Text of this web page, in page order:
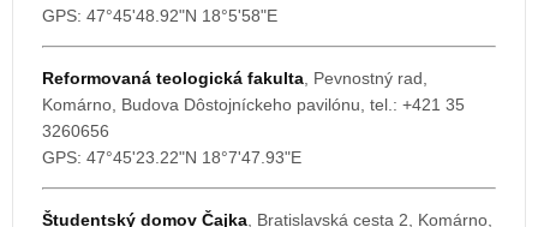
GPS: 47°45'48.92"N 18°5'58"E
Reformovaná teologická fakulta , Pevnostný rad,
Komárno, Budova Dôstojníckeho pavilónu, tel.: +421 35
3260656
GPS: 47°45'23.22"N 18°7'47.93"E
Študentský domov Čajka , Bratislavská cesta 2, Komárno,